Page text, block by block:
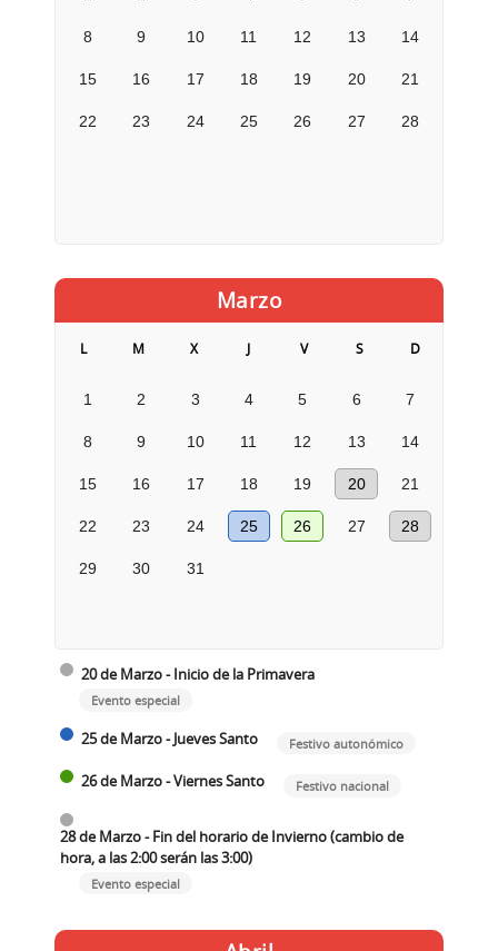
8 9 10 11 12 13 14
15 16 17 18 19 20 21
22 23 24 25 26 27 28
Marzo
L M X J V S D
1 2 3 4 5 6 7
8 9 10 11 12 13 14
15 16 17 18 19 20 21
22 23 24 25 26 27 28
29 30 31
20 de Marzo - Inicio de la Primavera
Evento especial
25 de Marzo - Jueves Santo Festivo autonómico
26 de Marzo - Viernes Santo Festivo nacional
28 de Marzo - Fin del horario de Invierno (cambio de
hora, a las 2:00 serán las 3:00)
Evento especial